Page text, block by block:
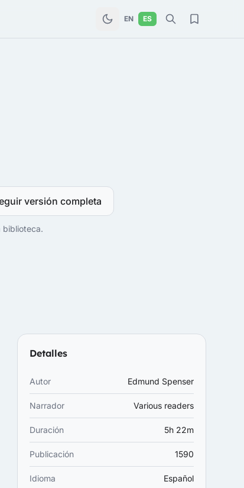
EN ES
versión completa
biblioteca.
Detalles
Autor Edmund Spenser
Narrador Various readers
Duración 5h 22m
Publicación 1590
Idioma Español